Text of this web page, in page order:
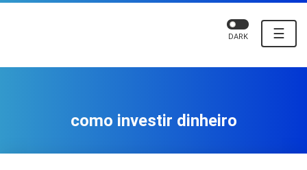
☰
DARK
como investir dinheiro